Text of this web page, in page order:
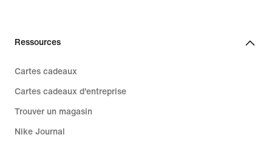
Ressources
Cartes cadeaux
Cartes cadeaux d'entreprise
Trouver un magasin
Nike Journal